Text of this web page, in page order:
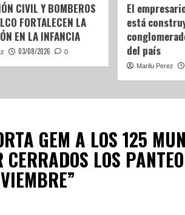
CIVIL Y BOMBEROS
FORTALECEN LA
EN LA INFANCIA
03/08/2026 0
El
está
del país
Marilu Perez
GEM A LOS 125
LOS
”